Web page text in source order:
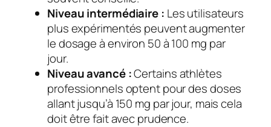
Niveau intermédiaire : Les utilisateurs
plus expérimentés peuvent augmenter
le dosage à environ 50 à 100 mg par
jour.
Niveau avancé :Certains athlètes
professionnels optent pour des doses
allant jusqu’à 150 mg par jour, mais cela
doit être fait avec prudence.